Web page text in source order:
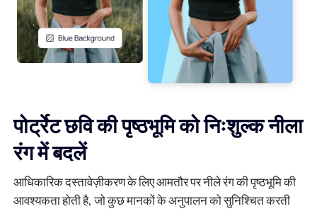
एआई बैकग्राउंड जेनरेटर
ऑनलाइन पृष्ठभूमि परिवर्तक
एआई फेस जेनरेटर
एआई इमेज एक्सटेंडर
पीडीएफ ऑनलाइन संपीड़ित करें
पीडीएफ फाइल को ऑनलाइन मर्ज करें
पीडीएफ को एक्सेल में ऑनलाइन बदलें
पीडीएफ को ऑनलाइन पीपीटी में बदलें
पोर्ट्रेट छवि की पृष्ठभूमि को निःशुल्क नीला
रंग में बदलें
आधिकारिक दस्तावेज़ीकरण के लिए आमतौर पर नीले रंग की पृष्ठभूमि की
आवश्यकता होती है, जो कुछ मानकों के अनुपालन को सुनिश्चित करती